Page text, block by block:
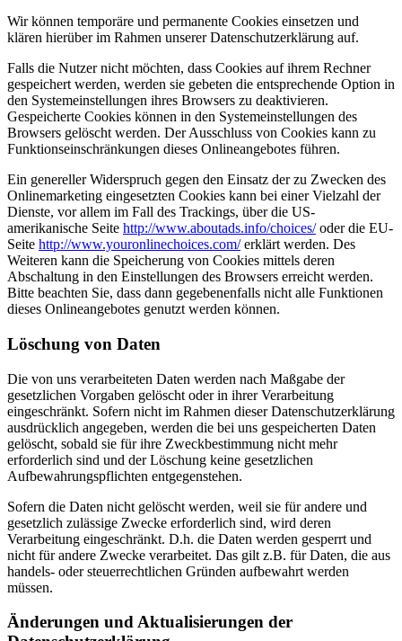
Wir können temporäre und permanente Cookies einsetzen und
klären hierüber im Rahmen unserer Datenschutzerklärung auf.
Falls die Nutzer nicht möchten, dass Cookies auf ihrem Rechner
gespeichert werden, werden sie gebeten die entsprechende Option in
den Systemeinstellungen ihres Browsers zu deaktivieren.
Gespeicherte Cookies können in den Systemeinstellungen des
Browsers gelöscht werden. Der Ausschluss von Cookies kann zu
Funktionseinschränkungen dieses Onlineangebotes führen.
Ein genereller Widerspruch gegen den Einsatz der zu Zwecken des
Onlinemarketing eingesetzten Cookies kann bei einer Vielzahl der
Dienste, vor allem im Fall des Trackings, über die US-
amerikanische Seite http://www.aboutads.info/choices/oder die EU-
Seite http://www.youronlinechoices.com/erklärt werden. Des
Weiteren kann die Speicherung von Cookies mittels deren
Abschaltung in den Einstellungen des Browsers erreicht werden.
Bitte beachten Sie, dass dann gegebenenfalls nicht alle Funktionen
dieses Onlineangebotes genutzt werden können.
Löschung von Daten
Die von uns verarbeiteten Daten werden nach Maßgabe der
gesetzlichen Vorgaben gelöscht oder in ihrer Verarbeitung
eingeschränkt. Sofern nicht im Rahmen dieser Datenschutzerklärung
ausdrücklich angegeben, werden die bei uns gespeicherten Daten
gelöscht, sobald sie für ihre Zweckbestimmung nicht mehr
erforderlich sind und der Löschung keine gesetzlichen
Aufbewahrungspflichten entgegenstehen.
Sofern die Daten nicht gelöscht werden, weil sie für andere und
gesetzlich zulässige Zwecke erforderlich sind, wird deren
Verarbeitung eingeschränkt. D.h. die Daten werden gesperrt und
nicht für andere Zwecke verarbeitet. Das gilt z.B. für Daten, die aus
handels- oder steuerrechtlichen Gründen aufbewahrt werden
müssen.
Änderungen und Aktualisierungen der